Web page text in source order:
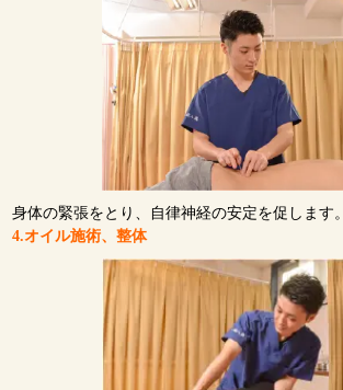
身体の緊張をとり、自律神経の安定を促します。
4.オイル施術、整体